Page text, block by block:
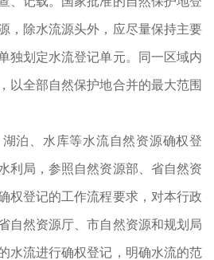
，除水流源头外，应尽量保持主要
独划定水流登记单元。同一区域内
以全部自然保护地合并的最大范围
、水库等水流自然资源确权登
利局，参照自然资源部、省自然资
权登记的工作流程要求，对本行政
自然资源厅、市自然资源和规划局
水流进行确权登记，明确水流的范